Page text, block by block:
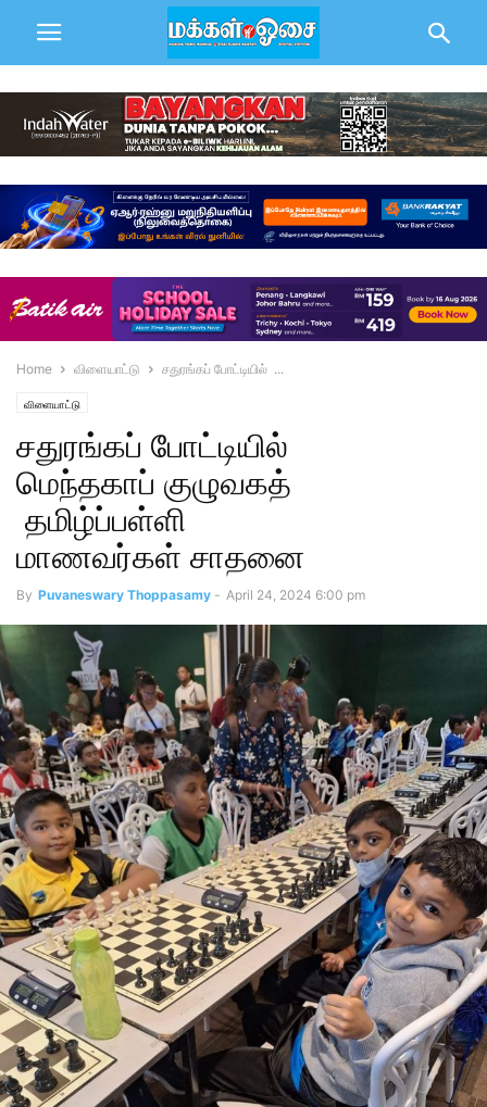
Home விளையாட்டு சதுரங்கப் போட்டியில் ...
விளையாட்டு
சதுரங்கப் போட்டியில்
மெந்தகாப் குழுவகத்
தமிழ்ப்பள்ளி
மாணவர்கள் சாதனை
By Puvaneswary Thoppasamy - April 24, 2024 6:00 pm